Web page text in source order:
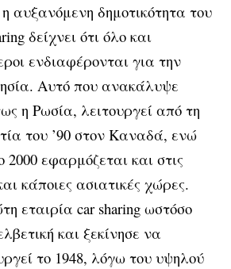
αυξανόμενη δημοτικότητα του
δείχνει ότι όλο και
ενδιαφέρονται για την
Αυτό που ανακάλυψε
η Ρωσία, λειτουργεί από τη
του ’90 στον Καναδά, ενώ
2000 εφαρμόζεται και στις
κάποιες ασιατικές χώρες.
εταιρία car sharing ωστόσο
και ξεκίνησε να
το 1948, λόγω του υψηλού